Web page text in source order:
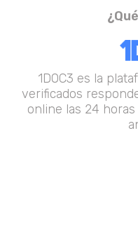
1DOC3 es la
verificados
online las 24